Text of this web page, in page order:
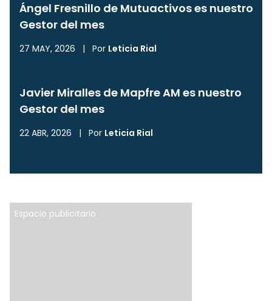
Ángel Fresnillo de Mutuactivos es nuestro
Gestor del mes
27 MAY, 2026 | Por Leticia Rial
Javier Miralles de Mapfre AM es nuestro
Gestor del mes
22 ABR, 2026 | Por Leticia Rial
Espacio publicitario